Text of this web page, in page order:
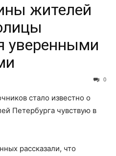
жителей
уверенными
0
стало известно о
Петербурга чувствую в
рассказали, что